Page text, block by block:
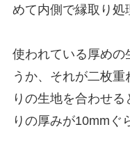
めて内側で縁取り処
使われている厚めの
うか、それが二枚
りの生地を合わせ
りの厚みが10mmぐ